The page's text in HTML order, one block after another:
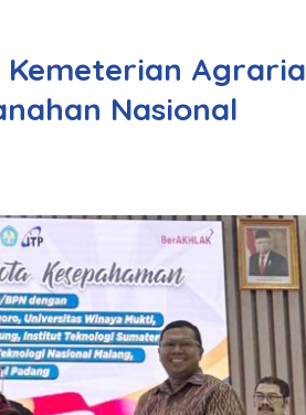
Kemeterian Agraria
Nasional